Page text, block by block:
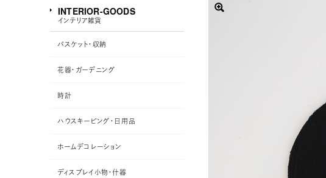
INTERIOR-GOODS
インテリア雑貨
バスケット・収納
花器・ガーデニング
時計
ハウスキーピング・日用品
ホームデコレーション
ディスプレイ小物・什器